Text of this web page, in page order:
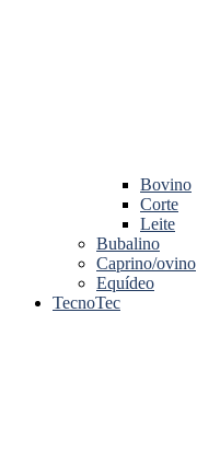
Bovino
Corte
Leite
Bubalino
Caprino/ovino
Equídeo
TecnoTec